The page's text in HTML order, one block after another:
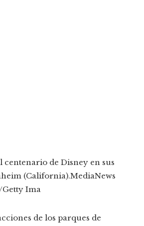
centenario de Disney en sus
(California).MediaNews
Ima
de los parques de